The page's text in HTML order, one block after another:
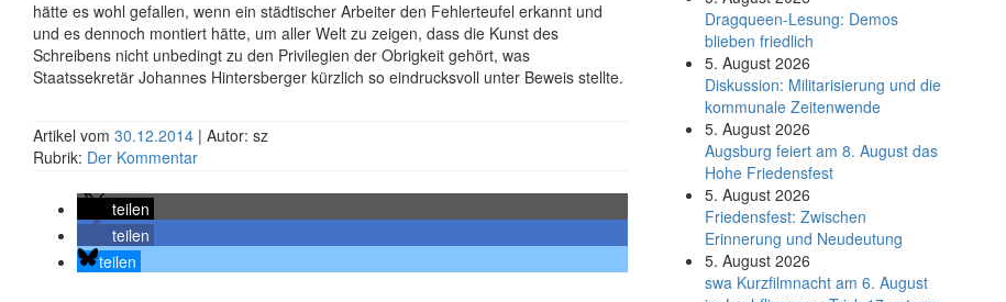
hätte es wohl gefallen, wenn ein städtischer Arbeiter den Fehlerteufel erkannt und
und es dennoch montiert hätte, um aller Welt zu zeigen, dass die Kunst des
Schreibens nicht unbedingt zu den Privilegien der Obrigkeit gehört, was
Staatssekretär Johannes Hintersberger kürzlich so eindrucksvoll unter Beweis stellte.
Artikel vom 30.12.2014 | Autor: sz
Rubrik: Der Kommentar
teilen
teilen
teilen
Dragqueen-Lesung: Demos
blieben friedlich
5. August 2026
Diskussion: Mi­li­ta­ri­sie­rung und die
kommunale Zeitenwende
5. August 2026
Augsburg feiert am 8. August das
Hohe Friedensfest
5. August 2026
Friedensfest: Zwischen
Erinnerung und Neudeutung
5. August 2026
swa Kurz­film­nacht am 6. August